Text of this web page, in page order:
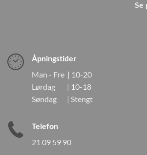
Se
Åpningstider
Man - Fre | 10-20
Lørdag | 10-18
Søndag | Stengt
Telefon
21 09 59 90